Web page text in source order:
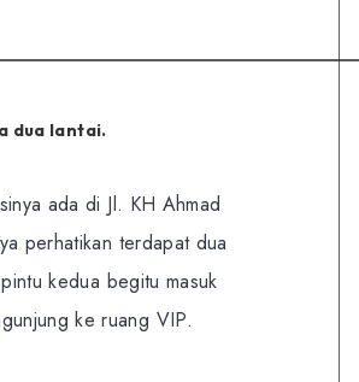
dua lantai.
ada di Jl. KH Ahmad
perhatikan terdapat dua
kedua begitu masuk
ke ruang VIP.